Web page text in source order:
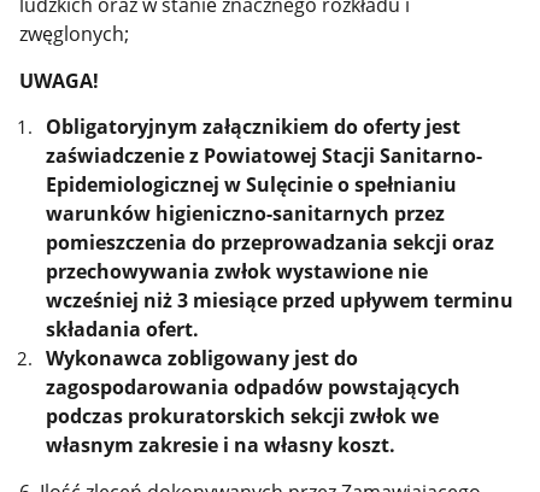
zwęglonych;
UWAGA!
Obligatoryjnym załącznikiem do oferty jest
zaświadczenie z Powiatowej Stacji Sanitarno-
Epidemiologicznej w Sulęcinie o spełnianiu
warunków higieniczno-sanitarnych przez
pomieszczenia do przeprowadzania sekcji oraz
przechowywania zwłok wystawione nie
wcześniej niż 3 miesiące przed upływem terminu
składania ofert.
Wykonawca zobligowany jest do
zagospodarowania odpadów powstających
podczas prokuratorskich sekcji zwłok we
własnym zakresie i na własny koszt.